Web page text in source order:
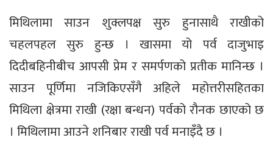
मिथिलामा साउन शुक्लपक्ष सुरु हुनासाथै राखीको
चहलपहल सुरु हुन्छ । खासमा यो पर्व दाजुभाइ
दिदीबहिनीबीच आपसी प्रेम र समर्पणको प्रतीक मानिन्छ ।
साउन पूर्णिमा नजिकिएसँगै अहिले महोत्तरीसहितका
मिथिला क्षेत्रमा राखी (रक्षा बन्धन) पर्वको रौनक छाएको छ
। मिथिलामा आउने शनिबार राखी पर्व मनाइँदै छ ।